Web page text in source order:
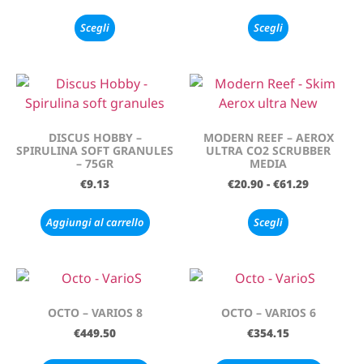
Scegli Scegli
DISCUS HOBBY –
SPIRULINA SOFT GRANULES
– 75GR
€9.13
Aggiungi al carrello
MODERN REEF – AEROX
ULTRA CO2 SCRUBBER
MEDIA
€20.90 - €61.29
Scegli
OCTO – VARIOS 8
€449.50
OCTO – VARIOS 6
€354.15